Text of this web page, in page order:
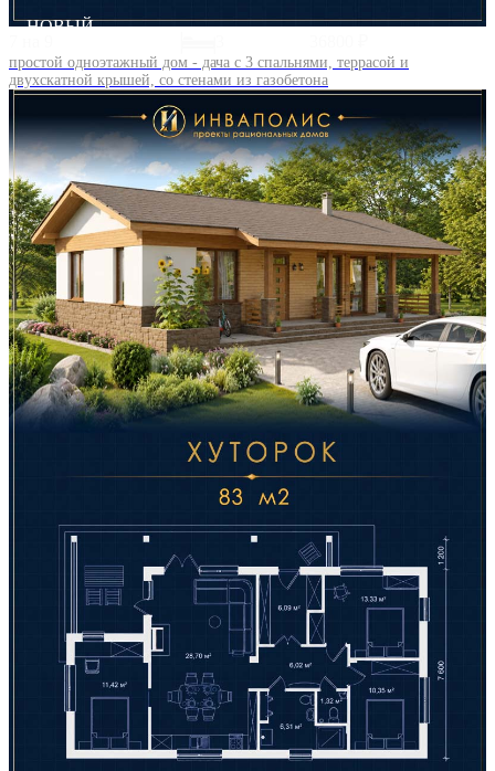
НОВЫЙ
простой одноэтажный дом - дача с 3 спальнями, террасой и
двухскатной крышей, со стенами из газобетона